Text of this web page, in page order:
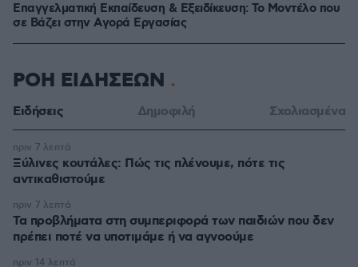
Επαγγελματική Εκπαίδευση & Εξειδίκευση: Το Mοντέλο που
σε Bάζει στην Aγορά Eργασίας
ΡΟΗ ΕΙΔΗΣΕΩΝ
Ειδήσεις Δημοφιλή Σχολιασμένα
Ξύλινες κουτάλες: Πώς τις πλένουμε, πότε τις
αντικαθιστούμε
πριν 7 λεπτά
Τα προβλήματα στη συμπεριφορά των παιδιών που δεν
πρέπει ποτέ να υποτιμάμε ή να αγνοούμε
πριν 7 λεπτά
πριν 14 λεπτά